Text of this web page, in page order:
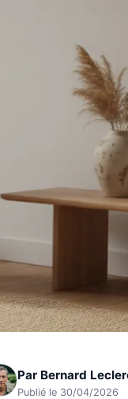
Par Bernard
Publié le 30/04/2026